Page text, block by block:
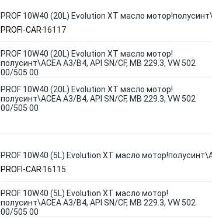
PROF 10W40 (20L) Evolution XT масло
PROFI-CAR 16117
PROF 10W40 (20L) Evolution XT масло мотор!
полусинт\ACEA A3/B4, API SN/CF, MB 229.3, VW 502
00/505 00
PROF 10W40 (20L) Evolution XT масло мотор!
полусинт\ACEA A3/B4, API SN/CF, MB 229.3, VW 502
00/505 00
PROF 10W40 (5L) Evolution XT масло
PROFI-CAR 16115
PROF 10W40 (5L) Evolution XT масло мотор!
полусинт\ACEA A3/B4, API SN/CF, MB 229.3, VW 502
00/505 00